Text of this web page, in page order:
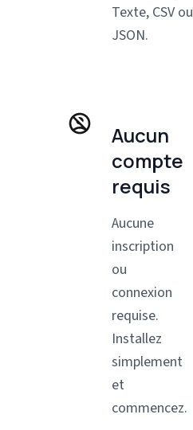
Texte, CSV ou
JSON.
Aucun
compte
requis
Aucune
inscription
ou
connexion
requise.
Installez
simplement
et
commencez.